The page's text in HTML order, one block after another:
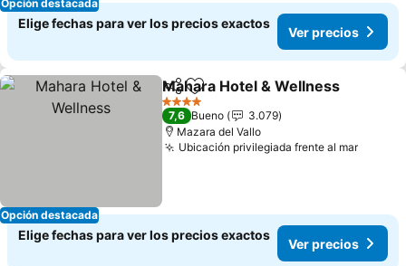
Opción destacada
Elige fechas para ver los precios exactos
Ver precios
Opción destacada
CompartirAgregar a favoritos
Mahara Hotel & Wellness
4 Estrellas
7,6 Bueno
3.079
Mazara del Vallo
Ubicación privilegiada frente al marVer
Elige fechas para ver los precios exactos
Ver precios